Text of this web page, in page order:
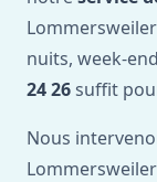
nuits, week-
24 26 suffit
Nous